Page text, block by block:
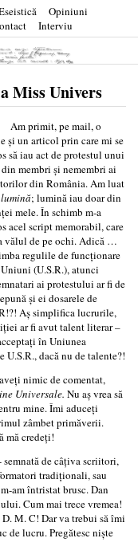
Opiniuni
Interviu
Miss Univers
Am primit, pe mail, o
şi un articol prin care mi se
să iau act de protestul unui
membri şi nemembri ai
din România. Am luat
lumină; lumină iau doar din
mele. În schimb m-a
acel script memorabil, care
vălul de pe ochi. Adică …
regulile de funcţionare
(U.S.R.), atunci
ai protestului ar fi de
şi ei dosarele de
Aş simplifica lucrurile,
ar fi avut talent literar –
în Uniunea
dacă nu de talente?!
de comentat,
Universale. Nu aş vrea să
mine. Îmi aduceţi
zâmbet primăverii.
mă credeţi!
de câţiva scriitori,
tradiţionali, sau
am întristat brusc. Dan
Cum mai trece vremea!
M. C! Dar va trebui să îmi
de lucru. Pregătesc nişte